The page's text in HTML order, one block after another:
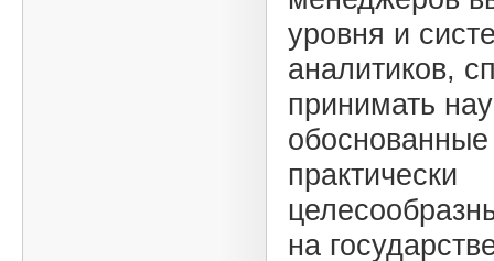
уровня и
аналитиков,
принимать
практически
на